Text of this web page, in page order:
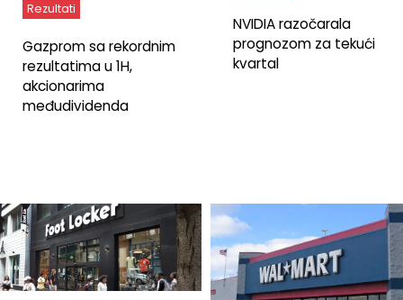
Rezultati
Gazprom sa rekordnim
rezultatima u 1H,
akcionarima
međudividenda
NVIDIA razočarala
prognozom za tekući
kvartal